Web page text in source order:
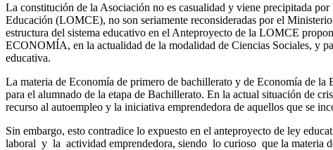
La constitución de la Asociación no es casualidad y viene precipitada
Educación (LOMCE), no son seriamente reconsideradas por el
estructura del sistema educativo en el Anteproyecto de la LOMCE
ECONOMÍA, en la actualidad de la modalidad de Ciencias Sociales,
educativa.
La materia de Economía de primero de bachillerato y de Economía de la
para el alumnado de la etapa de Bachillerato. En la actual situación de
recurso al autoempleo y la iniciativa emprendedora de aquellos que se
Sin embargo, esto contradice lo expuesto en el anteproyecto de ley
laboral y la actividad emprendedora, siendo lo curioso que la materia